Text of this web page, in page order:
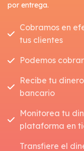
por entrega.
Cobramos en
tus clientes
Podemos
Recibe tu
bancario
Monitorea tu
plataforma en
Transfiere el